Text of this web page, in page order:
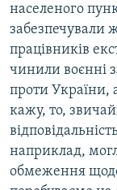
населеного
забезпечували
працівників
чинили воєнні
проти України,
кажу, то,
наприклад,
обмеження